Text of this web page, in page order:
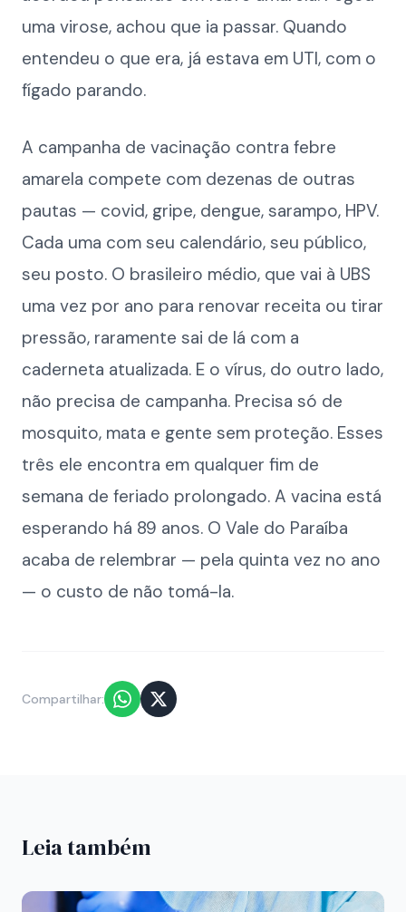
uma virose, achou que ia passar. Quando
entendeu o que era, já estava em UTI, com o
fígado parando.
A campanha de vacinação contra febre
amarela compete com dezenas de outras
pautas — covid, gripe, dengue, sarampo, HPV.
Cada uma com seu calendário, seu público,
seu posto. O brasileiro médio, que vai à UBS
uma vez por ano para renovar receita ou tirar
pressão, raramente sai de lá com a
caderneta atualizada. E o vírus, do outro lado,
não precisa de campanha. Precisa só de
mosquito, mata e gente sem proteção. Esses
três ele encontra em qualquer fim de
semana de feriado prolongado. A vacina está
esperando há 89 anos. O Vale do Paraíba
acaba de relembrar — pela quinta vez no ano
— o custo de não tomá-la.
Compartilhar:
Leia também